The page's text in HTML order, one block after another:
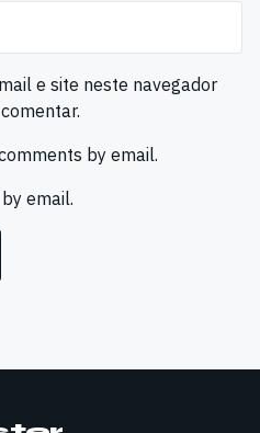
e site neste navegador
by email.
email.